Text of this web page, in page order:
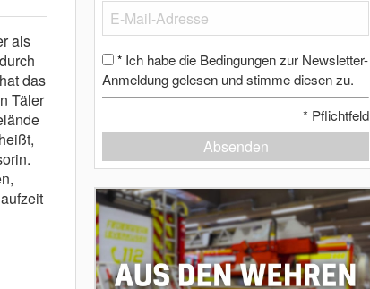
als
das
Täler
* Ich habe die Bedingungen zur Newsletter-
Anmeldung gelesen und stimme diesen zu.
* Pflichtfeld
Absenden